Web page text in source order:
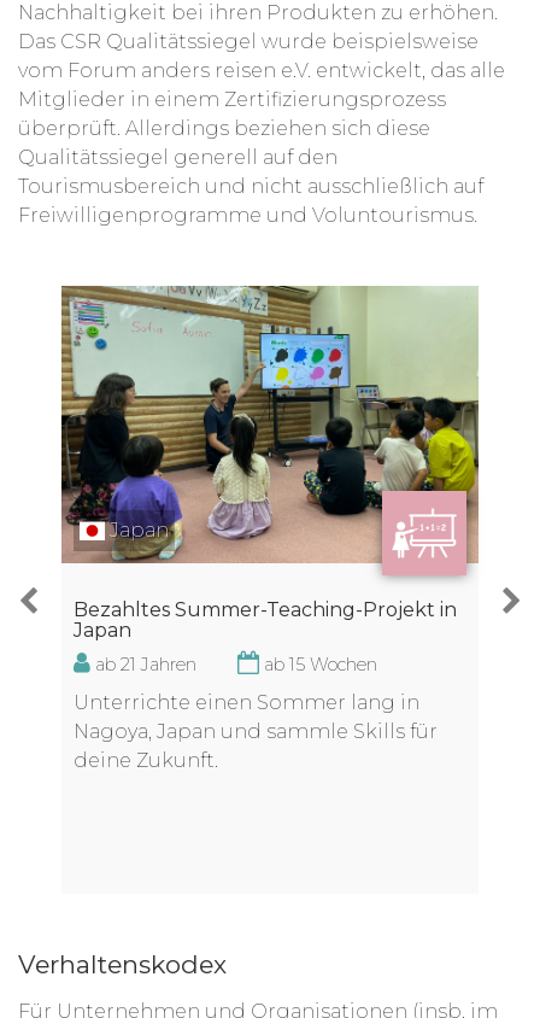
Nachhaltigkeit bei ihren Produkten zu erhöhen.
Das CSR Qualitätssiegel wurde beispielsweise
vom Forum anders reisen e.V. entwickelt, das alle
Mitglieder in einem Zertifizierungsprozess
überprüft. Allerdings beziehen sich diese
Qualitätssiegel generell auf den
Tourismusbereich und nicht ausschließlich auf
Freiwilligenprogramme und Voluntourismus.
Japan
Bezahltes Summer-Teaching-Projekt in
Japan
ab 21 Jahren ab 15 Wochen
Unterrichte einen Sommer lang in
Nagoya, Japan und sammle Skills für
deine Zukunft.
Verhaltenskodex
Für Unternehmen und Organisationen (insb. im